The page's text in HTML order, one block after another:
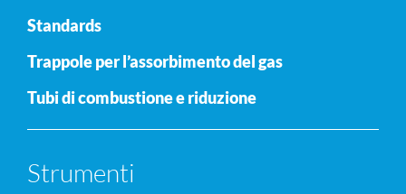
Standards
Trappole per l’assorbimento del gas
Tubi di combustione e riduzione
Strumenti